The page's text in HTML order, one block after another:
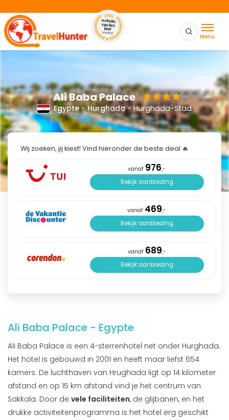
Menu
Ali Baba Palace
Egypte-Hurghada- Hurghada-Stad
Wij zoeken, jij kiest! Vind hieronder de beste deal 🔥
vanaf 976,-
Bekijk aanbieding
vanaf 469,-
Bekijk aanbieding
vanaf 689,-
Bekijk aanbieding
Ali Baba Palace - Egypte
Ali Baba Palace is een 4-sterrenhotel net onder Hurghada.
Het hotel is gebouwd in 2001 en heeft maar liefst 654
kamers. De luchthaven van Hrughada ligt op 14 kilometer
afstand en op 15 km afstand vind je het centrum van
Sakkala. Door de vele faciliteiten, de glijbanen, en het
drukke activiteitenprogramma is het hotel erg geschikt